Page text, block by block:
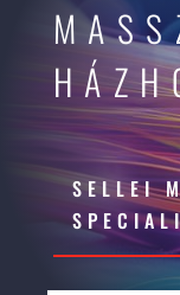
SELLEI